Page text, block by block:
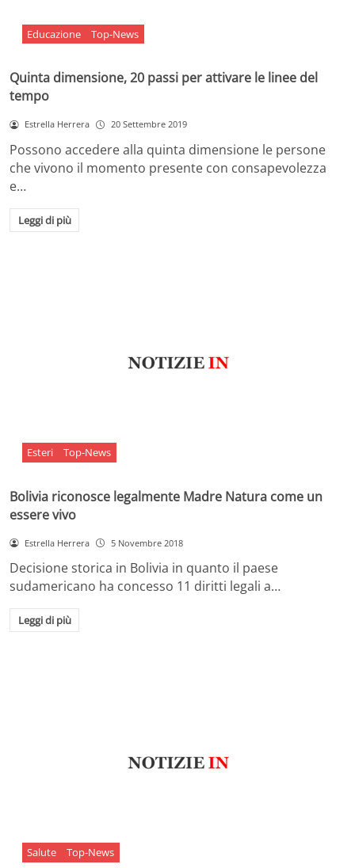
Educazione Top-News
Quinta dimensione, 20 passi per attivare le linee del
tempo
Estrella Herrera 20 Settembre 2019
Possono accedere alla quinta dimensione le persone
che vivono il momento presente con consapevolezza
e…
Leggi di più
Esteri Top-News
Bolivia riconosce legalmente Madre Natura come un
essere vivo
Estrella Herrera 5 Novembre 2018
Decisione storica in Bolivia in quanto il paese
sudamericano ha concesso 11 diritti legali a…
Leggi di più
Salute Top-News